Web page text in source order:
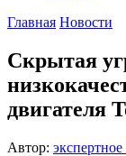
Главная Новости
Скрытая
двигателя
Автор: